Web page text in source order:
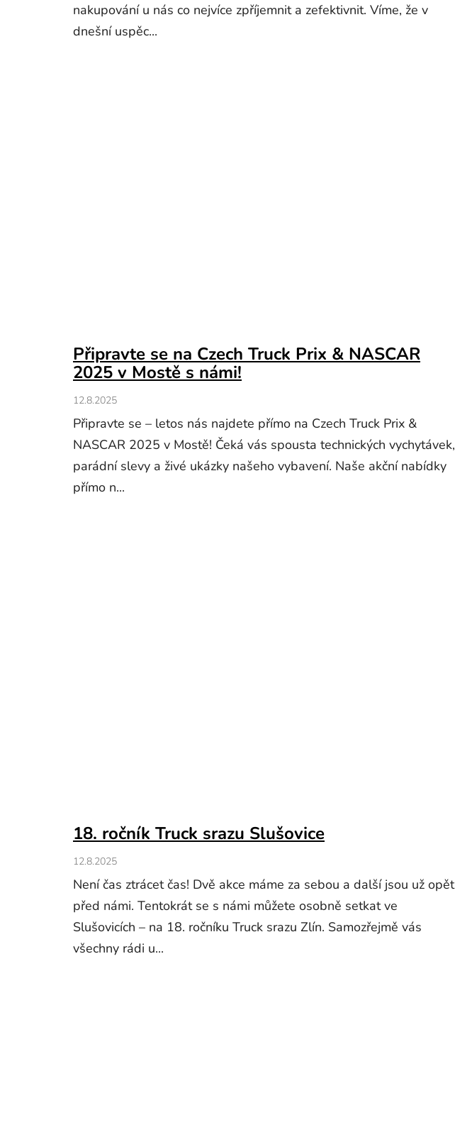
nakupování u nás co nejvíce zpříjemnit a zefektivnit. Víme, že v
dnešní uspěc...
Připravte se na Czech Truck Prix & NASCAR
2025 v Mostě s námi!
12.8.2025
Připravte se – letos nás najdete přímo na Czech Truck Prix &
NASCAR 2025 v Mostě! Čeká vás spousta technických vychytávek,
parádní slevy a živé ukázky našeho vybavení. Naše akční nabídky
přímo n...
18. ročník Truck srazu Slušovice
12.8.2025
Není čas ztrácet čas! Dvě akce máme za sebou a další jsou už opět
před námi. Tentokrát se s námi můžete osobně setkat ve
Slušovicích – na 18. ročníku Truck srazu Zlín. Samozřejmě vás
všechny rádi u...